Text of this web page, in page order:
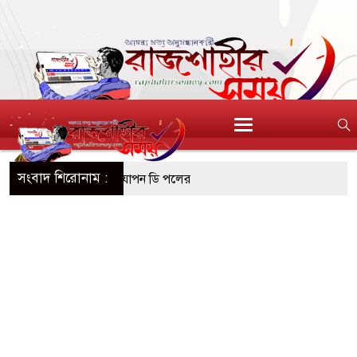
সংবাদ শিরোনাম :
জানিয়ে গোল উদযাপন ডি পলের